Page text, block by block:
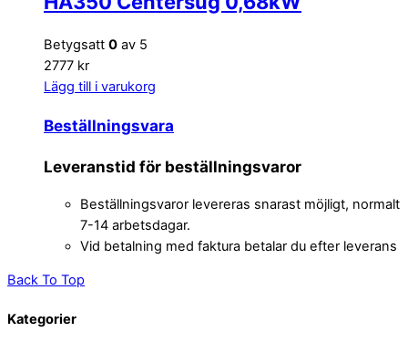
Betygsatt 0 av 5
2777 kr
Lägg till i varukorg
Beställningsvara
Leveranstid för beställningsvaror
Beställningsvaror levereras snarast möjligt, normalt
7-14 arbetsdagar.
Vid betalning med faktura betalar du efter leverans
Back To Top
Kategorier